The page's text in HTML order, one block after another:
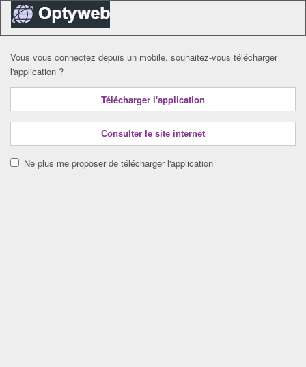
Vous vous connectez depuis un mobile, souhaitez-vous télécharger
l'application ?
Télécharger l'application
Consulter le site internet
Ne plus me proposer de télécharger l'application